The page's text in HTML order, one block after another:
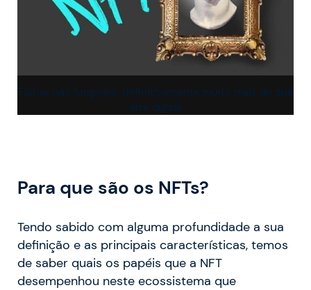
Fichas não fungíveis, definitivamente muito mais do que
arte digital
Para que são os NFTs?
Tendo sabido com alguma profundidade a sua
definição e as principais características, temos
de saber quais os papéis que a NFT
desempenhou neste ecossistema que